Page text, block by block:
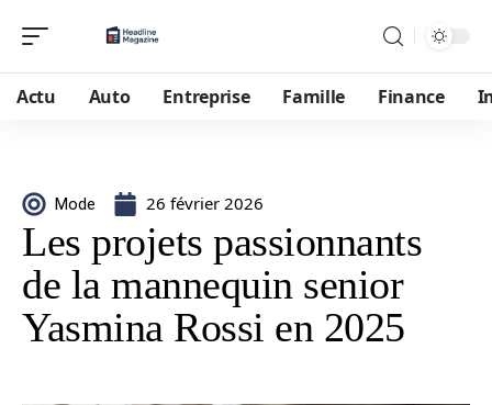
Actu Auto Entreprise Famille Finance
Mode 26 février 2026
Les projets passionnants
de la mannequin senior
Yasmina Rossi en 2025